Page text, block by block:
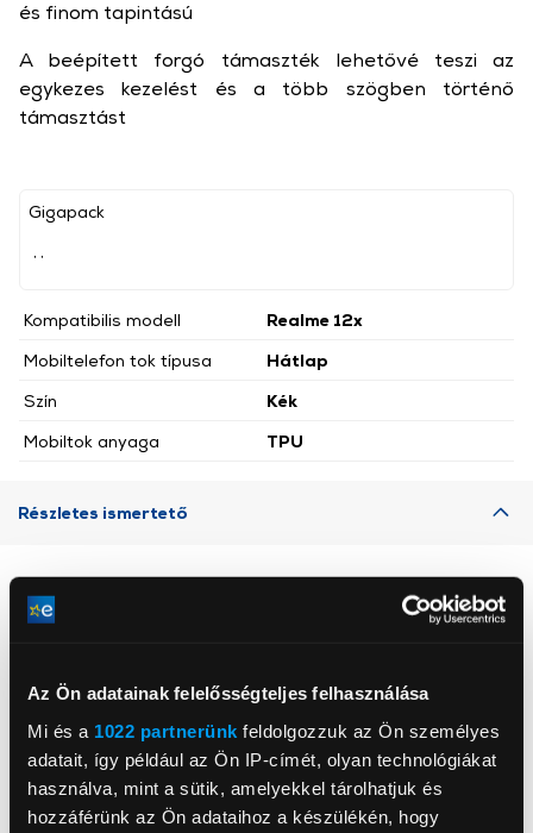
Az Ön adatainak felelősségteljes felhasználása
Mi és a 1022 partnerünk feldolgozzuk az Ön személyes
adatait, így például az Ön IP-címét, olyan technológiákat
használva, mint a sütik, amelyekkel tárolhatjuk és
hozzáférünk az Ön adataihoz a készülékén, hogy
Gigapack
Kompatibilis modell
Realme 12x
Mobiltelefon tok típusa
Hátlap
Szín
Kék
Mobiltok anyaga
TPU
és finom tapintású
A beépített forgó támaszték lehetővé teszi az
egykezes kezelést és a több szögben történő
támasztást
Részletes ismertető